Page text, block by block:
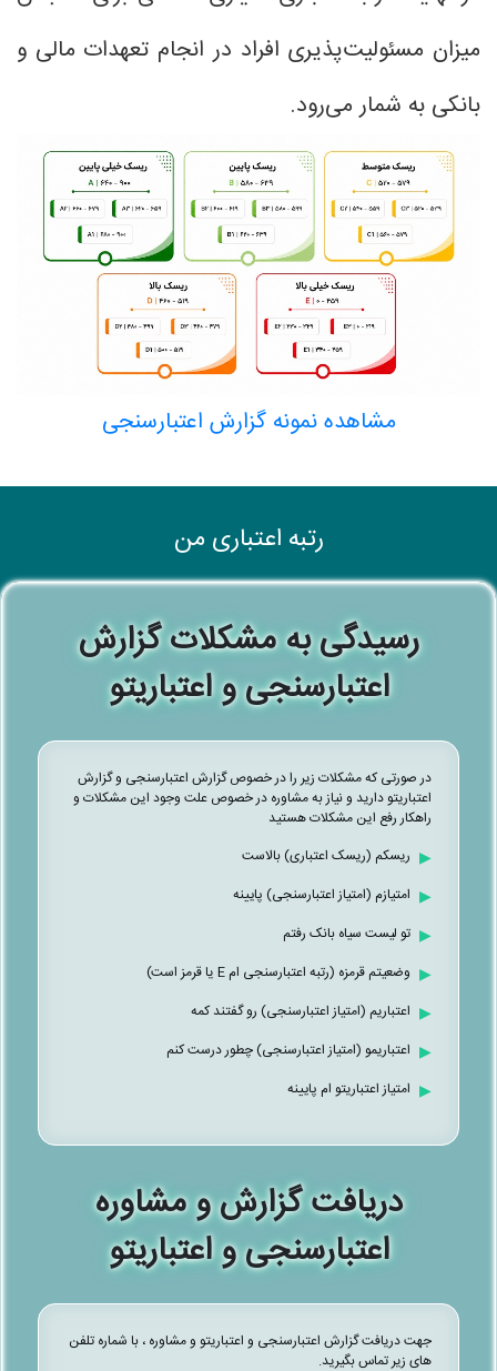
میزان مسئولیت‌پذیری افراد در انجام تعهدات مالی و
بانکی به شمار می‌رود.
مشاهده نمونه گزارش اعتبارسنجی
رتبه اعتباری من
رسیدگی به مشکلات گزارش
اعتبارسنجی و اعتباریتو
در صورتی که مشکلات زیر را در خصوص گزارش اعتبارسنجی و گزارش
اعتباریتو دارید و نیاز به مشاوره در خصوص علت وجود این مشکلات و
راهکار رفع این مشکلات هستید
ریسکم (ریسک اعتباری) بالاست
امتیازم (امتیاز اعتبارسنجی) پایینه
تو لیست سیاه بانک رفتم
وضعیتم قرمزه (رتبه اعتبارسنجی ام E یا قرمز است)
اعتباریم (امتیاز اعتبارسنجی) رو گفتند کمه
اعتباریمو (امتیاز اعتبارسنجی) چطور درست کنم
امتیاز اعتباریتو ام پایینه
دریافت گزارش و مشاوره
اعتبارسنجی و اعتباریتو
جهت دریافت گزارش اعتبارسنجی و اعتباریتو و مشاوره ، با شماره تلفن
های زیر تماس بگیرید.